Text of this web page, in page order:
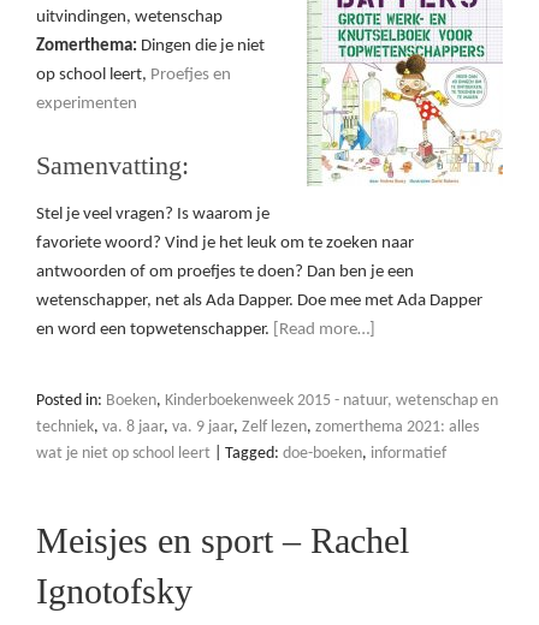
uitvindingen, wetenschap
Zomerthema: Dingen die je niet
op school leert, Proefjes en
experimenten
Samenvatting:
Stel je veel vragen? Is waarom je
favoriete woord? Vind je het leuk om te zoeken naar
antwoorden of om proefjes te doen? Dan ben je een
wetenschapper, net als Ada Dapper. Doe mee met Ada Dapper
en word een topwetenschapper.
[Read more…]
Posted in: Boeken, Kinderboekenweek 2015 - natuur, wetenschap en
techniek, va. 8 jaar, va. 9 jaar, Zelf lezen, zomerthema 2021: alles
wat je niet op school leert
Tagged: doe-boeken, informatief
Meisjes en sport – Rachel
Ignotofsky